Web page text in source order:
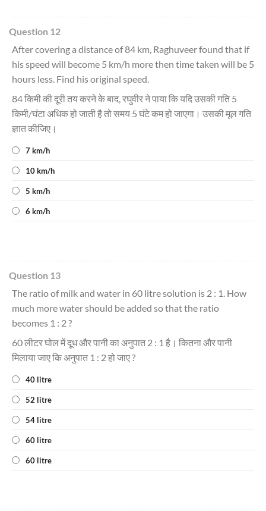
Question 12
After covering a distance of 84 km, Raghuveer found that if
his speed will become 5 km/h more then time taken will be 5
hours less. Find his original speed.
84 किमी की दूरी तय करने के बाद, रघुवीर ने पाया कि यदि उसकी गति 5
किमी/घंटा अधिक हो जाती है तो समय 5 घंटे कम हो जाएगा। उसकी मूल गति
ज्ञात कीजिए।
7 km/h
10 km/h
5 km/h
6 km/h
Question 13
The ratio of milk and water in 60 litre solution is 2 : 1. How
much more water should be added so that the ratio
becomes 1 : 2 ?
60 लीटर घोल में दूध और पानी का अनुपात 2 : 1 है। कितना और पानी
मिलाया जाए कि अनुपात 1 : 2 हो जाए ?
40 litre
52 litre
54 litre
60 litre
60 litre